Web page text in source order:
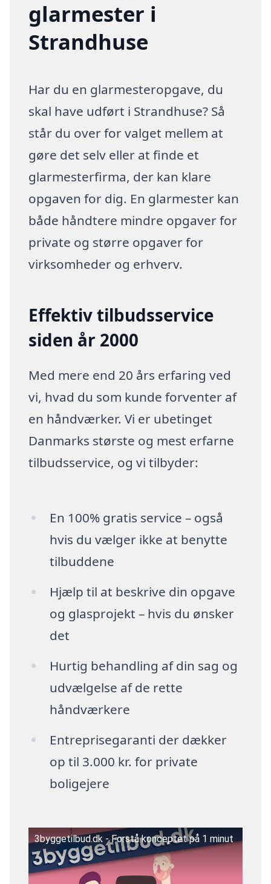
glarmester i
Strandhuse
Har du en glarmesteropgave, du
skal have udført i Strandhuse? Så
står du over for valget mellem at
gøre det selv eller at finde et
glarmesterfirma, der kan klare
opgaven for dig. En glarmester kan
både håndtere mindre opgaver for
private og større opgaver for
virksomheder og erhverv.
Effektiv tilbudsservice
siden år 2000
Med mere end 20 års erfaring ved
vi, hvad du som kunde forventer af
en håndværker. Vi er ubetinget
Danmarks største og mest erfarne
tilbudsservice, og vi tilbyder:
En 100% gratis service – også
hvis du vælger ikke at benytte
tilbuddene
Hjælp til at beskrive din opgave
og glasprojekt – hvis du ønsker
det
Hurtig behandling af din sag og
udvælgelse af de rette
håndværkere
Entreprisegaranti der dækker
op til 3.000 kr. for private
boligejere
3byggetilbud.dk - Forstå konceptet på 1 minut